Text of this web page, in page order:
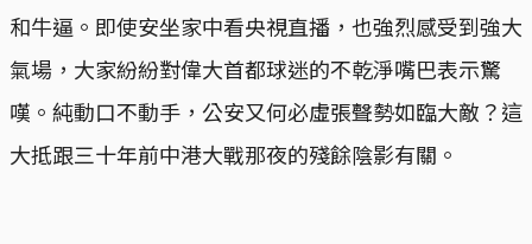
和牛逼。即使安坐家中看央視直播，也強烈感受到強大
氣場，大家紛紛對偉大首都球迷的不乾淨嘴巴表示驚
嘆。純動口不動手，公安又何必虛張聲勢如臨大敵？這
大抵跟三十年前中港大戰那夜的殘餘陰影有關。